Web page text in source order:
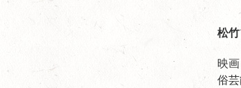
松
映
俗